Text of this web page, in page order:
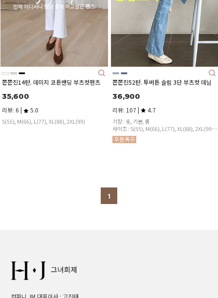
쫀쫀진14탄. 데미지 코튼밴딩 부츠컷팬츠
35,600
리뷰: 6 | 5.0
S(55), M(66), L(77), XL(88), 2XL(99)
쫀쫀진52탄. 투버튼 슬림 3단 부츠컷 데님
36,900
리뷰: 107 | 4.7
기장 : 숏, 기본, 롱
사이즈 : S(55), M(66), L(77), XL(88), 2XL(99)
슬림한 부츠컷으로 더욱 길어보이는 라인♡
1